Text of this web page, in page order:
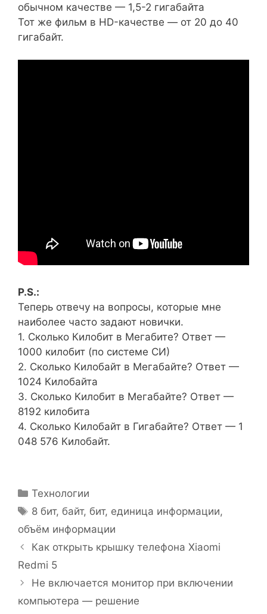
обычном качестве — 1,5-2 гигабайта
Тот же фильм в HD-качестве — от 20 до 40
гигабайт.
P.S.:
Теперь отвечу на вопросы, которые мне
наиболее часто задают новички.
1. Сколько Килобит в Мегабите? Ответ —
1000 килобит (по системе СИ)
2. Сколько Килобайт в Мегабайте? Ответ —
1024 Килобайта
3. Сколько Килобит в Мегабайте? Ответ —
8192 килобита
4. Сколько Килобайт в Гигабайте? Ответ — 1
048 576 Килобайт.
Рубрики
Технологии
Метки
8 бит, байт, бит, единица информации,
объём информации
Как открыть крышку телефона Xiaomi
Redmi 5
Не включается монитор при включении
компьютера — решение